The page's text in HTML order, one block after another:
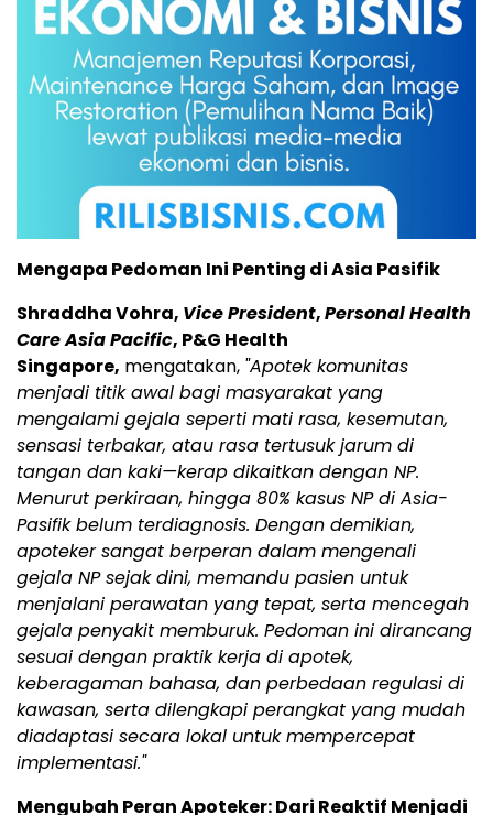
Mengapa Pedoman Ini Penting di Asia Pasifik
Shraddha Vohra, Vice President,Personal Health
Care Asia Pacific, P&G Health
Singapore, mengatakan, "Apotek komunitas
menjadi titik awal bagi masyarakat yang
mengalami gejala seperti mati rasa, kesemutan,
sensasi terbakar, atau rasa tertusuk jarum di
tangan dan kaki—kerap dikaitkan dengan NP.
Menurut perkiraan, hingga 80% kasus NP di Asia-
Pasifik belum terdiagnosis. Dengan demikian,
apoteker sangat berperan dalam mengenali
gejala NP sejak dini, memandu pasien untuk
menjalani perawatan yang tepat, serta mencegah
gejala penyakit memburuk. Pedoman ini dirancang
sesuai dengan praktik kerja di apotek,
keberagaman bahasa, dan perbedaan regulasi di
kawasan, serta dilengkapi perangkat yang mudah
diadaptasi secara lokal untuk mempercepat
implementasi."
Mengubah Peran Apoteker: Dari Reaktif Menjadi